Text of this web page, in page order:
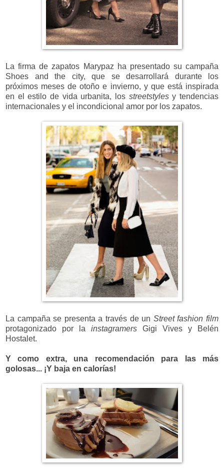
La firma de zapatos Marypaz ha presentado su campaña
Shoes and the city, que se desarrollará durante los
próximos meses de otoño e invierno, y que está inspirada
en el estilo de vida urbanita, los streetstylesy tendencias
internacionales y el incondicional amor por los zapatos.
La campaña se presenta a través de un Street fashion film
protagonizado por la instagramers Gigi Vives y Belén
Hostalet.
Y como extra, una recomendación para las más
golosas... ¡Y baja en calorías!